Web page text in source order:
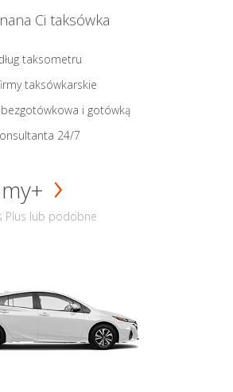
Ci taksówka
taksometru
taksówkarskie
bezgotówkowa i gotówką
24/7
Plus lub podobne